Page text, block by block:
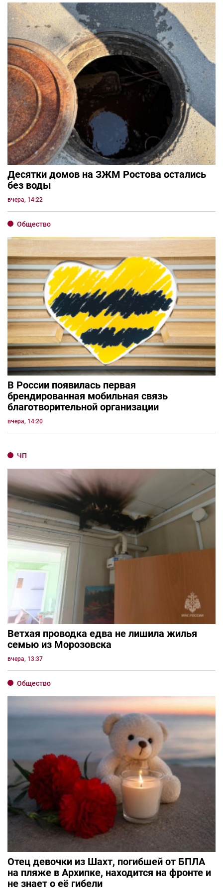
Десятки домов на ЗЖМ Ростова остались
без воды
вчера, 14:22
Общество
В России появилась первая
брендированная мобильная связь
благотворительной организации
вчера, 14:20
ЧП
Ветхая проводка едва не лишила жилья
семью из Морозовска
вчера, 13:37
Общество
Отец девочки из Шахт, погибшей от БПЛА
на пляже в Архипке, находится на фронте и
не знает о её гибели